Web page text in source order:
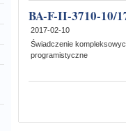
BA-F-II-3710-10/
2017-02-10
Świadczenie
programistyczne